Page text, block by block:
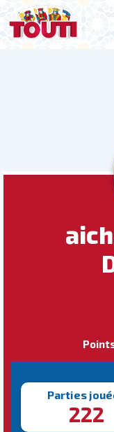
Parties
222